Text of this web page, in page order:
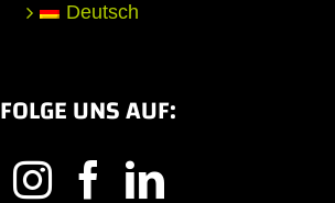
Deutsch
FOLGE UNS AUF: